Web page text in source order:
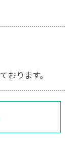
おります。